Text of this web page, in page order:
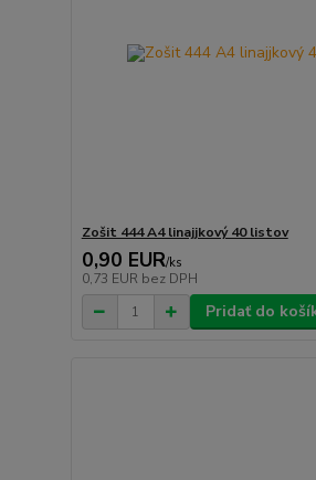
Zošit 444 A4 linajjkový 40 listov
0,90 EUR/ks
0,73 EUR bez DPH
Pridať do